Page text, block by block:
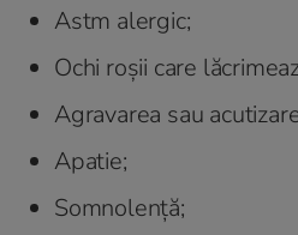
Astm alergic;
Ochi roșii care
Agravarea sau
Apatie;
Somnolență;